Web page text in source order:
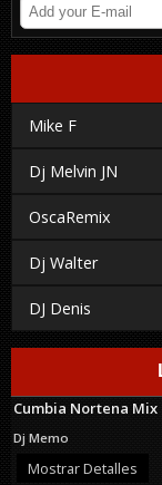
Mike F
Dj Melvin JN
OscaRemix
Dj Walter
DJ Denis
Cumbia Nortena Mix
Dj Memo
Mostrar Detalles